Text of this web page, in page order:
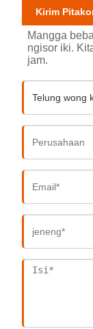
Kirim
Mangga
ngisor iki.
jam.